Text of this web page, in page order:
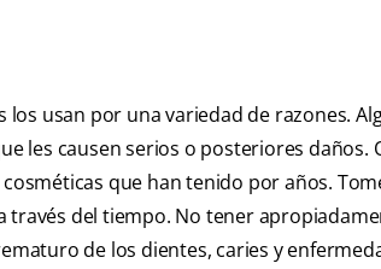
usan por una variedad de razones.
les causen serios o posteriores daños.
que han tenido por años.
través del tiempo. No tener
de los dientes, caries y